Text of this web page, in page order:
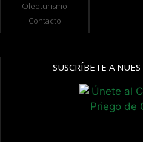
Oleoturismo
Contacto
SUSCRÍBETE A